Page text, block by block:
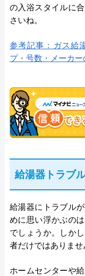
の入浴スタイルに
さいね。
参考記事：ガス給
プ・号数・メーカ
給湯器トラブ
給湯器にトラブル
めに思い浮かぶの
でしょうか。しか
者だけではありませ
ホームセンターや